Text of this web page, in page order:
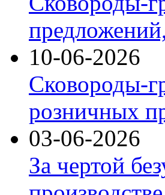
10-06-2026
Сковороды-
розничных
03-06-2026
За чертой